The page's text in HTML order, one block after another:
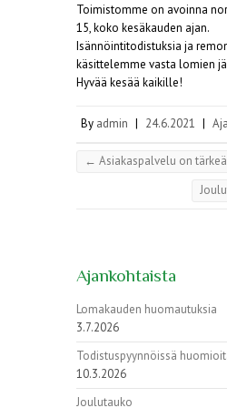
Toimistomme on avoinna
15, koko kesäkauden ajan.
Isännöintitodistuksia ja
käsittelemme vasta lomien
Hyvää kesää kaikille!
By admin | 24.6.2021 |
← Asiakaspalvelu on
Ajankohtaista
Lomakauden huomautuksia
3.7.2026
Todistuspyynnöissä
10.3.2026
Joulutauko